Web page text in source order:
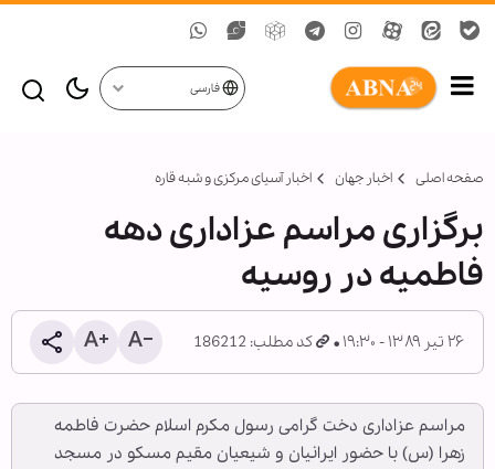
فارسی
صفحه اصلی اخبار جهان اخبار آسیای مرکزی و شبه قاره
برگزاری مراسم عزاداری دهه
فاطمیه در روسيه
۲۶ تیر ۱۳۸۹ - ۱۹:۳۰ کد مطلب: 186212
مراسم عزاداری دخت گرامی رسول مکرم اسلام حضرت فاطمه
زهرا (س) با حضور ایرانیان و شیعیان مقیم مسکو در مسجد